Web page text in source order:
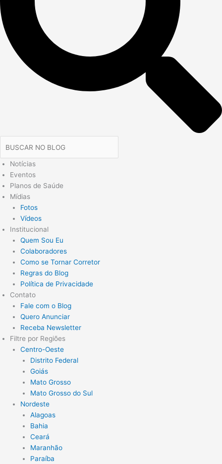
Notícias
Eventos
Planos de Saúde
Mídias
Fotos
Vídeos
Institucional
Quem Sou Eu
Colaboradores
Como se Tornar Corretor
Regras do Blog
Política de Privacidade
Contato
Fale com o Blog
Quero Anunciar
Receba Newsletter
Filtre por Regiões
Centro-Oeste
Distrito Federal
Goiás
Mato Grosso
Mato Grosso do Sul
Nordeste
Alagoas
Bahia
Ceará
Maranhão
Paraíba